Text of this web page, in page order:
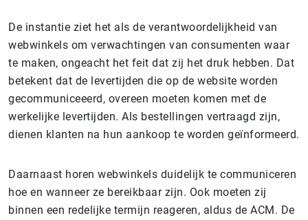
De instantie ziet het als de verantwoordelijkheid van
webwinkels om verwachtingen van consumenten waar
te maken, ongeacht het feit dat zij het druk hebben. Dat
betekent dat de levertijden die op de website worden
gecommuniceeerd, overeen moeten komen met de
werkelijke levertijden. Als bestellingen vertraagd zijn,
dienen klanten na hun aankoop te worden geïnformeerd.
Daarnaast horen webwinkels duidelijk te communiceren
hoe en wanneer ze bereikbaar zijn. Ook moeten zij
binnen een redelijke termijn reageren, aldus de ACM. De